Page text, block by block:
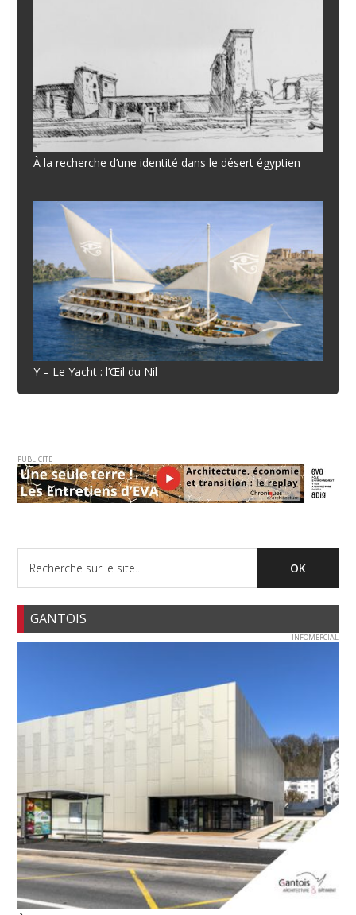
À la recherche d’une identité dans le désert égyptien
Y – Le Yacht : l’Œil du Nil
PUBLICITE
GANTOIS
INFOMERCIAL